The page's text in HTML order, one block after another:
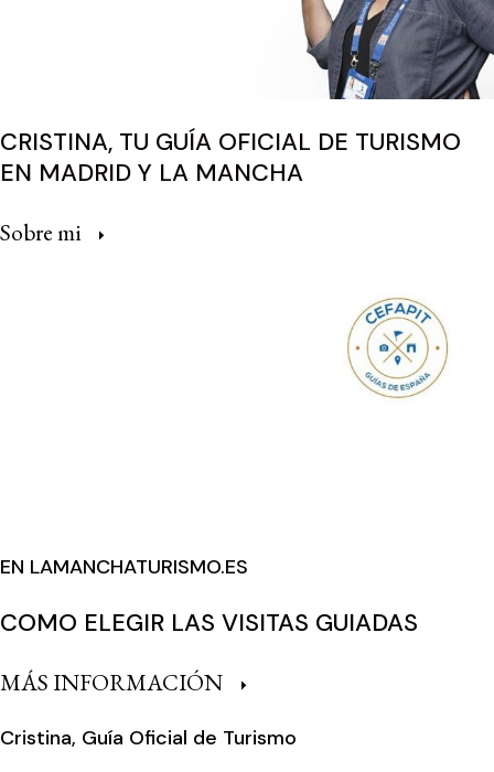
CRISTINA, TU GUÍA OFICIAL DE TURISMO
EN MADRID Y LA MANCHA
Sobre mi
EN LAMANCHATURISMO.ES
COMO ELEGIR LAS VISITAS GUIADAS
MÁS INFORMACIÓN
Cristina, Guía Oficial de Turismo